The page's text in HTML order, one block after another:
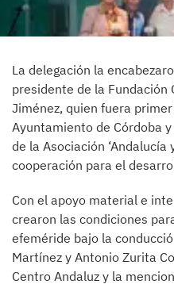
La delegación la
presidente de la Fundación
Jiménez, quien fuera
Ayuntamiento de Córdoba
de la Asociación ‘Andalucía
cooperación para el
Con el apoyo material e
crearon las condiciones
efeméride bajo la
Martínez y Antonio Zurita
Centro Andaluz y la